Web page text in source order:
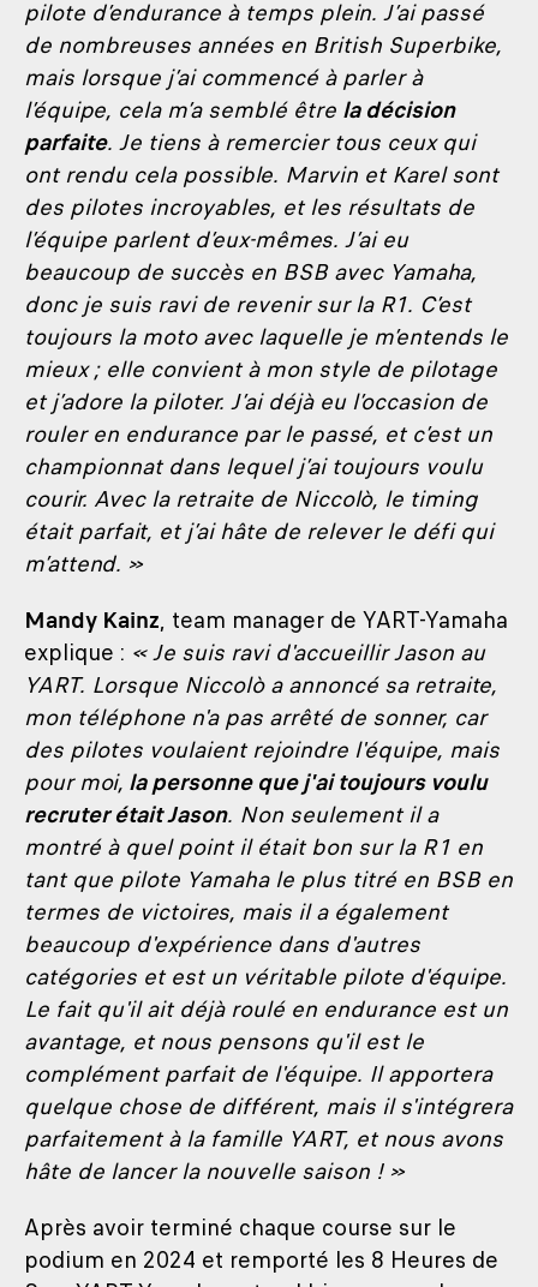
pilote d’endurance à temps plein. J’ai passé
de nombreuses années en British Superbike,
mais lorsque j’ai commencé à parler à
l’équipe, cela m’a semblé être la décision
parfaite. Je tiens à remercier tous ceux qui
ont rendu cela possible. Marvin et Karel sont
des pilotes incroyables, et les résultats de
l’équipe parlent d’eux-mêmes. J’ai eu
beaucoup de succès en BSB avec Yamaha,
donc je suis ravi de revenir sur la R1. C’est
toujours la moto avec laquelle je m’entends le
mieux ; elle convient à mon style de pilotage
et j’adore la piloter. J’ai déjà eu l’occasion de
rouler en endurance par le passé, et c’est un
championnat dans lequel j’ai toujours voulu
courir. Avec la retraite de Niccolò, le timing
était parfait, et j’ai hâte de relever le défi qui
m’attend. »
Mandy Kainz, team manager de YART-Yamaha
explique : « Je suis ravi d'accueillir Jason au
YART. Lorsque Niccolò a annoncé sa retraite,
mon téléphone n'a pas arrêté de sonner, car
des pilotes voulaient rejoindre l'équipe, mais
pour moi, la personne que j'ai toujours voulu
recruter était Jason. Non seulement il a
montré à quel point il était bon sur la R1 en
tant que pilote Yamaha le plus titré en BSB en
termes de victoires, mais il a également
beaucoup d'expérience dans d'autres
catégories et est un véritable pilote d'équipe.
Le fait qu'il ait déjà roulé en endurance est un
avantage, et nous pensons qu'il est le
complément parfait de l'équipe. Il apportera
quelque chose de différent, mais il s'intégrera
parfaitement à la famille YART, et nous avons
hâte de lancer la nouvelle saison ! »
Après avoir terminé chaque course sur le
podium en 2024 et remporté les 8 Heures de